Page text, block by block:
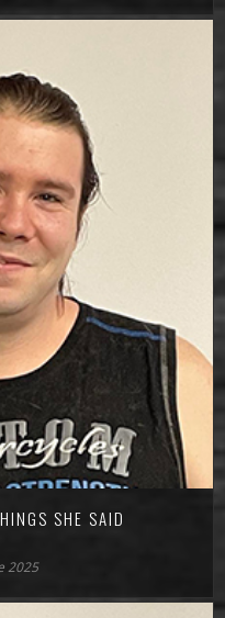
SHE SAID
2025